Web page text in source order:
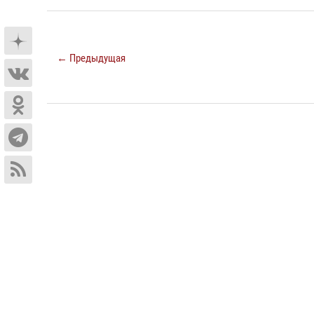
← Предыдущая